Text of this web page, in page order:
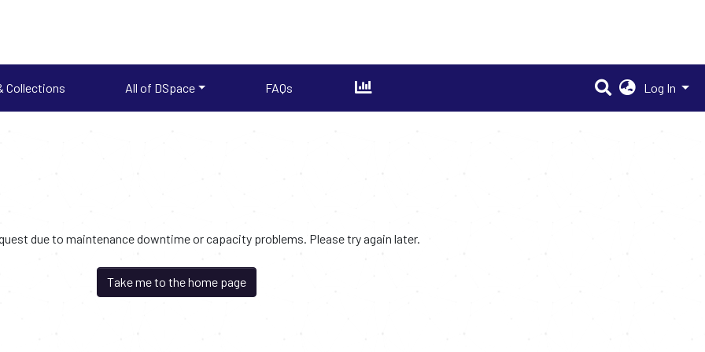
Collections All of DSpace FAQs Log In
due to maintenance downtime or capacity problems. Please try again later.
Take me to the home page